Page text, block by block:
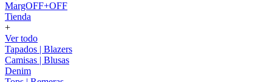
MargOFF+OFF
Tienda
+
Ver todo
Tapados | Blazers
Camisas | Blusas
Denim